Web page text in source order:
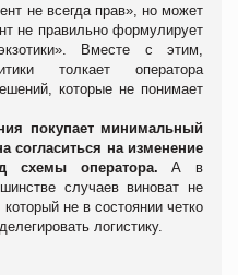
не всегда прав», но может
не правильно формулирует
Вместе с этим,
толкает оператора
которые не понимает
покупает минимальный
согласиться на изменение
схемы оператора. А в
случаев виноват не
не в состоянии четко
логистику.